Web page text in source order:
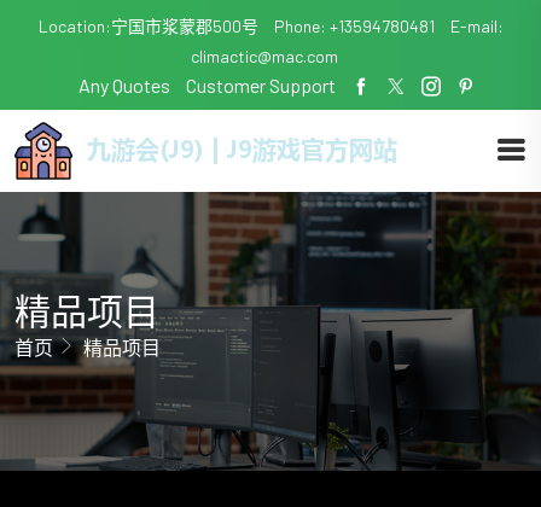
Location:宁国市浆蒙郡500号 Phone: +13594780481
E-mail:
climactic@mac.com
Any Quotes Customer Support
精品项目
首页 精品项目